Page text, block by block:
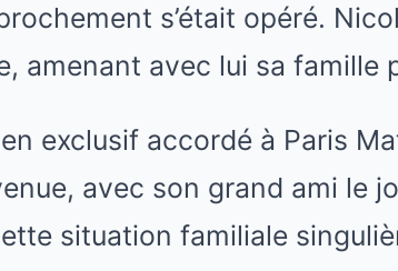
s’était opéré.
amenant avec lui sa famille
exclusif accordé à Paris
avec son grand ami le
situation familiale